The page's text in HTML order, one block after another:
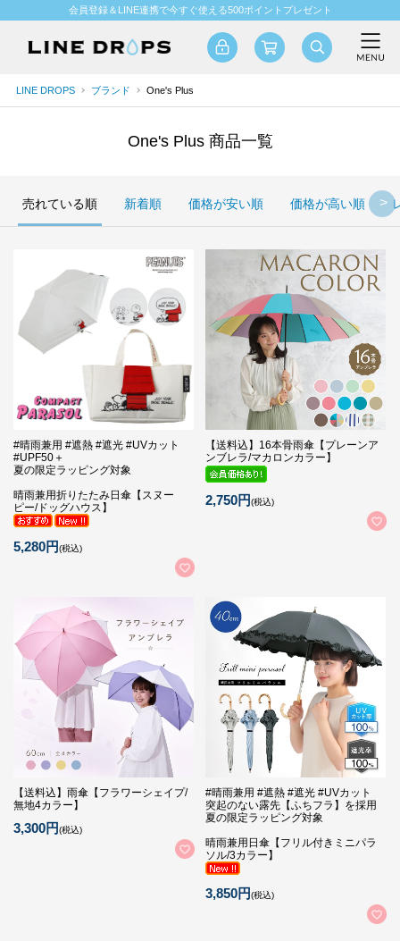
会員登録＆LINE連携で今すぐ使える500ポイントプレゼント
LINE DROPS ブランド One's Plus
One's Plus 商品一覧
売れている順 新着順 価格が安い順 価格が高い順
#晴雨兼用 #遮熱 #遮光 #UVカット
#UPF50＋
夏の限定ラッピング対象
晴雨兼用折りたたみ日傘【スヌー
ピー/ドッグハウス】
5,280円(税込)
【送料込】16本骨雨傘【プレーンア
ンブレラ/マカロンカラー】
2,750円(税込)
【送料込】雨傘【フラワーシェイプ/
無地4カラー】
3,300円(税込)
#晴雨兼用 #遮熱 #遮光 #UVカット
突起のない露先【ふちフラ】を採用
夏の限定ラッピング対象
晴雨兼用日傘【フリル付きミニパラ
ソル/3カラー】
3,850円(税込)